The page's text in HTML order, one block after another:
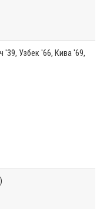
Узбек '66, Кива '69,